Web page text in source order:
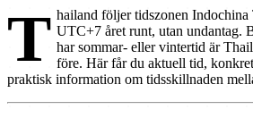
T hailand följer tidszonen
UTC+7 året runt, utan undantag.
har sommar- eller vintertid är
före. Här får du aktuell tid,
praktisk information om tidsskillnaden